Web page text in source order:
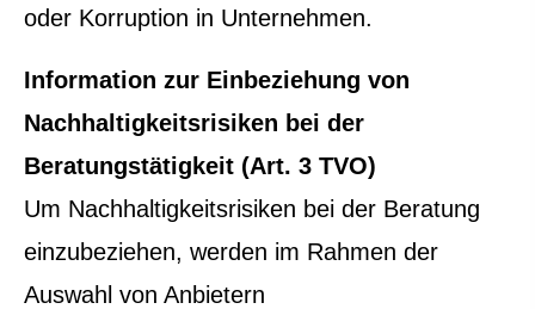
oder Korruption in Unternehmen.
Information zur Einbeziehung von
Nachhaltigkeitsrisiken bei der
Beratungstätigkeit (Art. 3 TVO)
Um Nachhaltigkeitsrisiken bei der Beratung
einzubeziehen, werden im Rahmen der
Auswahl von Anbietern